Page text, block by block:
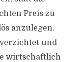
Preis zu
anzulegen.
und
wirtschaftlich